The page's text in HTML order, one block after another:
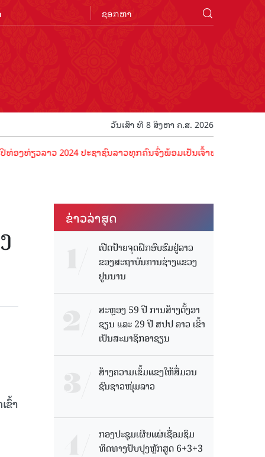
ວັນເສົາ ທີ 8 ສິງຫາ ຄ.ສ. 2026
ວລາວ 2024 ປະຊາຊົນລາວທຸກຄົນຈົ່ງພ້ອມເປັນເຈົ້າພາບທີ່ດີ ຕ້ອນຮັບນັກ
ຂົ້າ​
ຂ່າວ​ລ່າ​ສຸດ
ເປີດປ້າຍຈຸດຝຶກອົບຮົມຢູ່ລາວ
ຂອງສະຖາບັນການຊ່າງແຂວງ
ຢູນນານ
ສະຫຼອງ 59 ປີ ການສ້າງຕັ້ງອາ
ຊຽນ ແລະ 29 ປີ ສປປ ລາວ ເຂົ້າ
ເປັນສະມາຊິກອາຊຽນ
ສ້າງຄວາມເຂັ້ມແຂງໃຫ້ສື່ມວນ
ຊົນຊາວໜຸ່ມລາວ
ກອງປະຊຸມເຜີຍແຜ່ເຊື່ອມຊຶມ
ທິດທາງປັບປຸງຫຼັກສູດ 6+3+3